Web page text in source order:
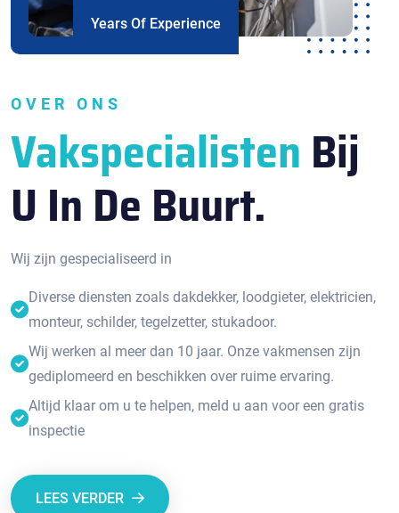
Years Of Experience
OVER ONS
Vakspecialisten Bij
U In De Buurt.
Wij zijn gespecialiseerd in
Diverse diensten zoals dakdekker, loodgieter, elektricien,
monteur, schilder, tegelzetter, stukadoor.
Wij werken al meer dan 10 jaar. Onze vakmensen zijn
gediplomeerd en beschikken over ruime ervaring.
Altijd klaar om u te helpen, meld u aan voor een gratis
inspectie
LEES VERDER